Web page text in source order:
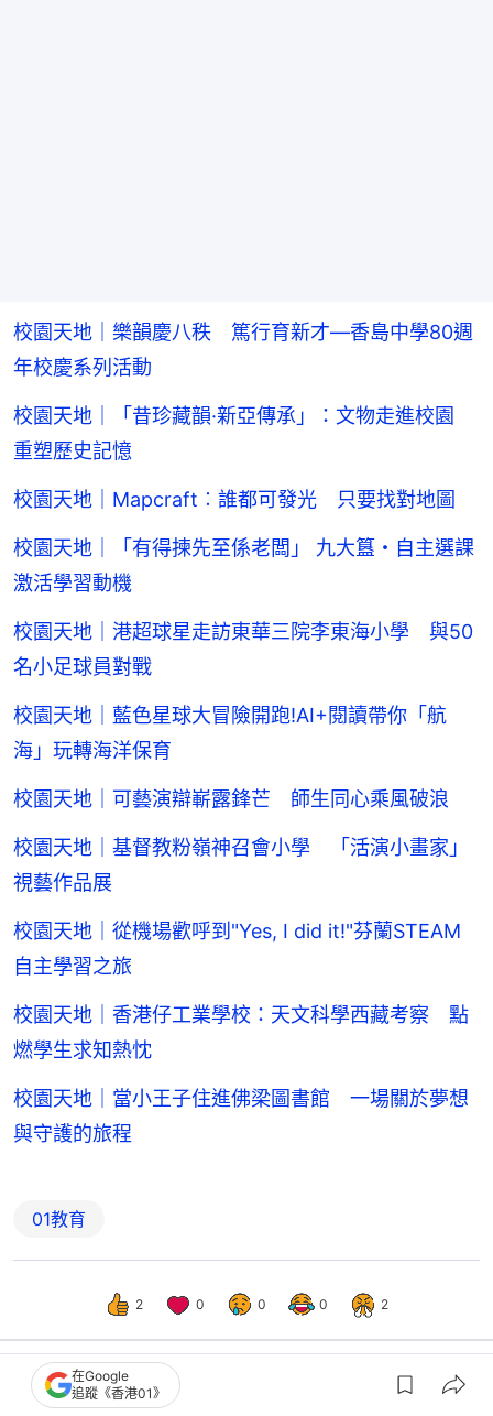
校園天地｜樂韻慶八秩 篤行育新才—香島中學80週
年校慶系列活動
校園天地｜「昔珍藏韻·新亞傳承」：文物走進校園
重塑歷史記憶
校園天地｜Mapcraft︰誰都可發光 只要找對地圖
校園天地｜「有得揀先至係老闆」 九大簋・自主選課
激活學習動機
校園天地｜港超球星走訪東華三院李東海小學 與50
名小足球員對戰
校園天地｜藍色星球大冒險開跑!AI+閱讀帶你「航
海」玩轉海洋保育
校園天地｜可藝演辯嶄露鋒芒 師生同心乘風破浪
校園天地｜基督教粉嶺神召會小學 「活演小畫家」
視藝作品展
校園天地｜從機場歡呼到"Yes, I did it!"芬蘭STEAM
自主學習之旅
校園天地｜香港仔工業學校：天文科學西藏考察 點
燃學生求知熱忱
校園天地｜當小王子住進佛梁圖書館 一場關於夢想
與守護的旅程
01教育
2 0 0 0 2
港聞 社會新聞
在Google
追蹤《香港01》